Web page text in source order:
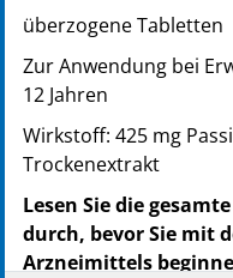
überzogene Tabletten
Zur Anwendung bei
12 Jahren
Wirkstoff: 425 mg
Trockenextrakt
Lesen Sie die
durch, bevor Sie mit
Arzneimittels